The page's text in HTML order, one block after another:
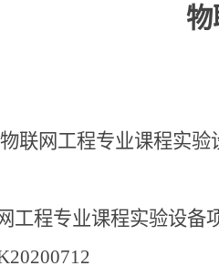
物
联网工程专业课程实
工程专业课程实验设备